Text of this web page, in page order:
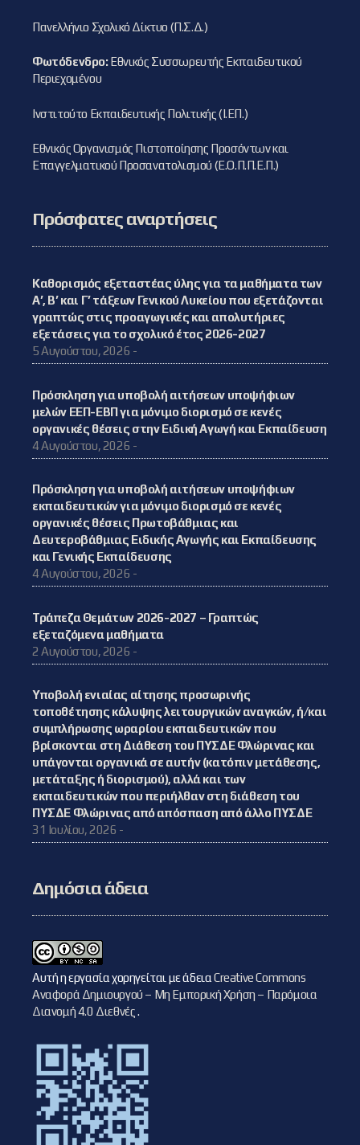
Πανελλήνιο Σχολικό Δίκτυο (Π.Σ.Δ.)
Φωτόδενδρο:Εθνικός Συσσωρευτής Εκπαιδευτικού
Περιεχομένου
Ινστιτούτο Εκπαιδευτικής Πολιτικής (Ι.ΕΠ.)
Εθνικός Οργανισμός Πιστοποίησης Προσόντων και
Επαγγελματικού Προσανατολισμού (Ε.Ο.Π.Π.Ε.Π.)
Πρόσφατες αναρτήσεις
Καθορισμός εξεταστέας ύλης για τα μαθήματα των
Α’, Β’ και Γ’ τάξεων Γενικού Λυκείου που εξετάζονται
γραπτώς στις προαγωγικές και απολυτήριες
εξετάσεις για το σχολικό έτος 2026-2027
5 Αυγούστου, 2026 -
Πρόσκληση για υποβολή αιτήσεων υποψήφιων
μελών ΕΕΠ-ΕΒΠ για μόνιμο διορισμό σε κενές
οργανικές θέσεις στην Ειδική Αγωγή και Εκπαίδευση
4 Αυγούστου, 2026 -
Πρόσκληση για υποβολή αιτήσεων υποψήφιων
εκπαιδευτικών για μόνιμο διορισμό σε κενές
οργανικές θέσεις Πρωτοβάθμιας και
Δευτεροβάθμιας Ειδικής Αγωγής και Εκπαίδευσης
και Γενικής Εκπαίδευσης
4 Αυγούστου, 2026 -
Τράπεζα Θεμάτων 2026-2027 – Γραπτώς
εξεταζόμενα μαθήματα
2 Αυγούστου, 2026 -
Υποβολή ενιαίας αίτησης προσωρινής
τοποθέτησης κάλυψης λειτουργικών αναγκών, ή/και
συμπλήρωσης ωραρίου εκπαιδευτικών που
βρίσκονται στη Διάθεση του ΠΥΣΔΕ Φλώρινας και
υπάγονται οργανικά σε αυτήν (κατόπιν μετάθεσης,
μετάταξης ή διορισμού), αλλά και των
εκπαιδευτικών που περιήλθαν στη διάθεση του
ΠΥΣΔΕ Φλώρινας από απόσπαση από άλλο ΠΥΣΔΕ
31 Ιουλίου, 2026 -
Δημόσια άδεια
Αυτή η εργασία χορηγείται με άδειαCreative Commons
Αναφορά Δημιουργού – Μη Εμπορική Χρήση – Παρόμοια
Διανομή 4.0 Διεθνές.